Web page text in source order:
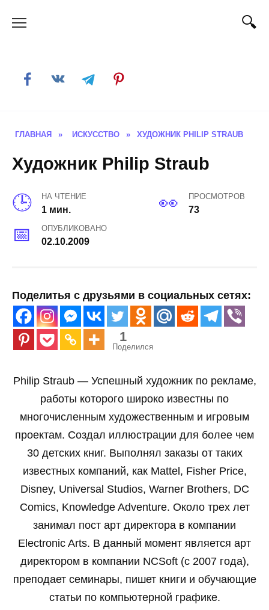
ГЛАВНАЯ » ИСКУССТВО » ХУДОЖНИК PHILIP STRAUB
Художник Philip Straub
НА ЧТЕНИЕ
1 мин.
ПРОСМОТРОВ
73
ОПУБЛИКОВАНО
02.10.2009
Поделитья с друзьями в социальных сетях:
1
Поделился
Philip Straub — Успешный художник по рекламе,
работы которого широко известны по
многочисленным художественным и игровым
проектам. Создал иллюстрации для более чем
30 детских книг. Выполнял заказы от таких
известных компаний, как Mattel, Fisher Price,
Disney, Universal Studios, Warner Brothers, DC
Comics, Knowledge Adventure. Около трех лет
занимал пост арт директора в компании
Electronic Arts. В данный момент является арт
директором в компании NCSoft (с 2007 года),
преподает семинары, пишет книги и обучающие
статьи по компьютерной графике.